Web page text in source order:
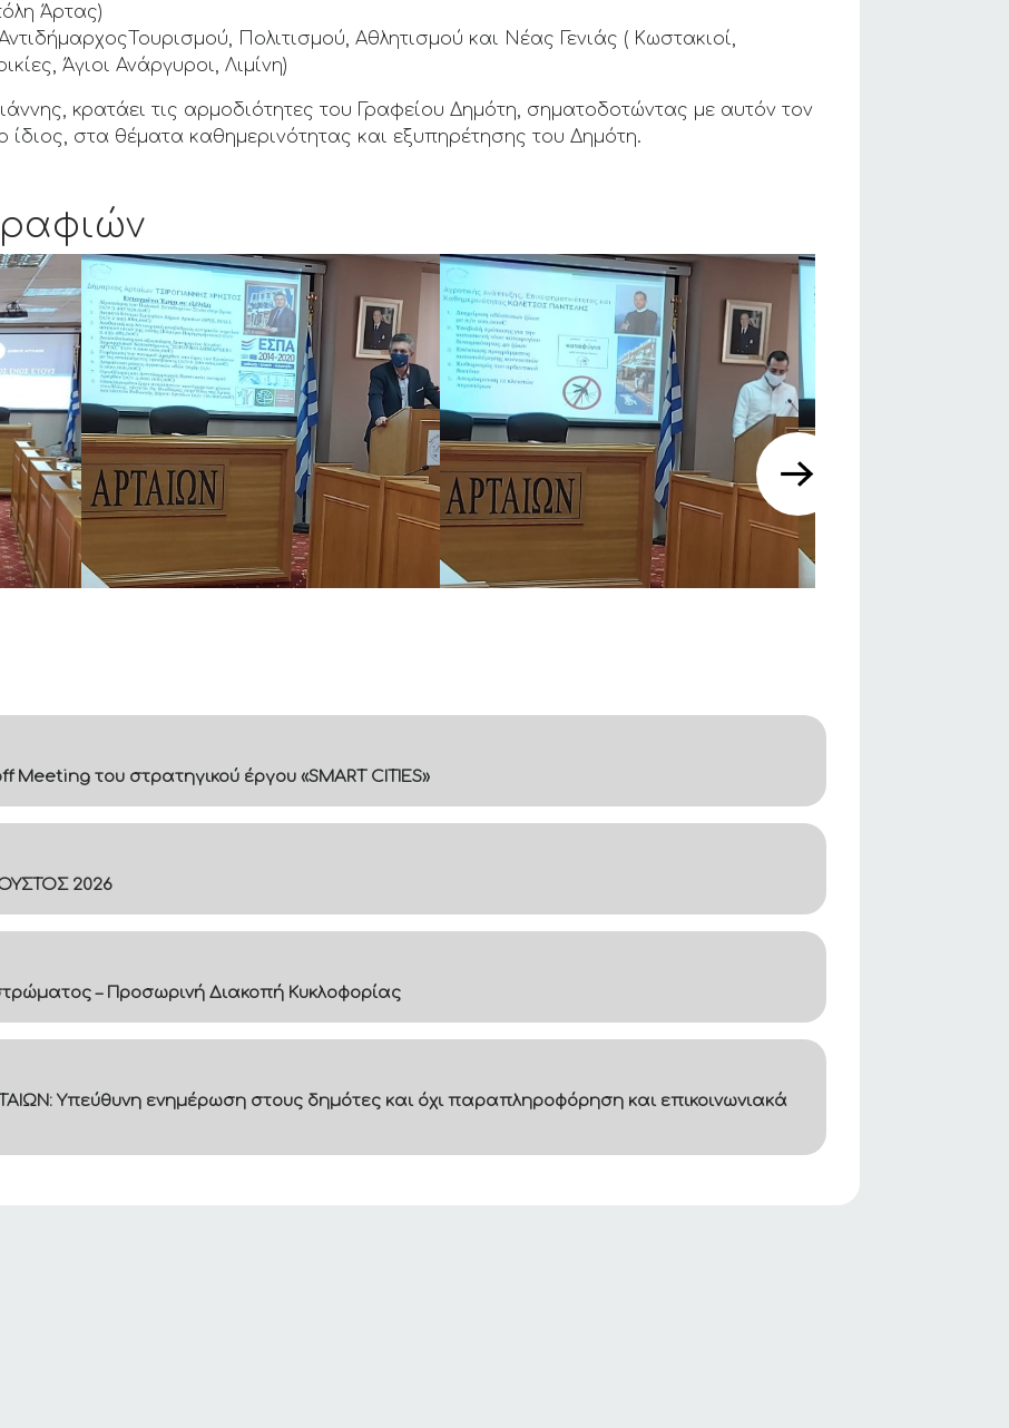
του στρατηγικού έργου «SMART CITIES»
2026
– Προσωρινή Διακοπή Κυκλοφορίας
Υπεύθυνη ενημέρωση στους δημότες και όχι παραπληροφόρηση και επικοινωνιακά
Άρτας)
Πολιτισμού, Αθλητισμού και Νέας Γενιάς ( Κωστακιοί,
Άγιοι Ανάργυροι, Λιμίνη)
κρατάει τις αρμοδιότητες του Γραφείου Δημότη, σηματοδοτώντας με αυτόν τον
ίδιος, στα θέματα καθημερινότητας και εξυπηρέτησης του Δημότη.